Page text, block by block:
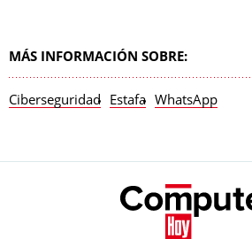
MÁS INFORMACIÓN SOBRE:
Ciberseguridad Estafa WhatsApp